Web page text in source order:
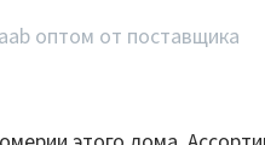
оптом от поставщика